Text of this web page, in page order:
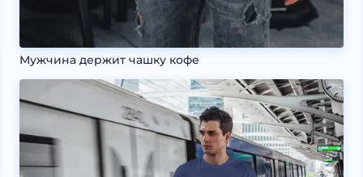
Мужчина держит чашку кофе